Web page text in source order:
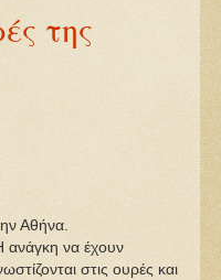
της
Αθήνα.
ανάγκη να έχουν
στις ουρές και